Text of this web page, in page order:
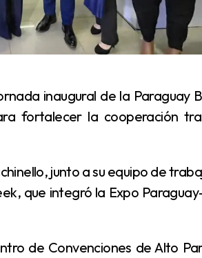
fortalecer la cooperación
que integró la Expo